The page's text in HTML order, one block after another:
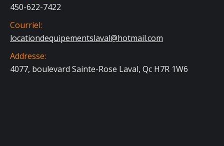
450-622-7422
Courriel:
locationdequipementslaval@hotmail.com
Addresse:
4077, boulevard Sainte-Rose Laval, Qc H7R 1W6